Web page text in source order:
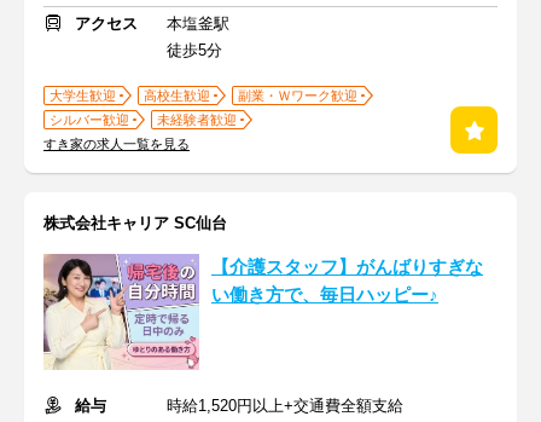
アクセス
本塩釜駅
徒歩5分
大学生歓迎 高校生歓迎
副業・Ｗワーク歓迎
シルバー歓迎
未経験者歓迎
すき家の求人一覧を見る
株式会社キャリア SC仙台
【介護スタッフ】がんばりすぎな
い働き方で、毎日ハッピー♪
給与
時給1,520円以上+交通費全額支給